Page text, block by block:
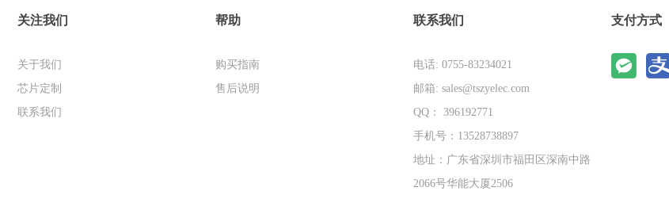
关注我们
关于我们
芯片定制
联系我们
帮助
购买指南
售后说明
联系我们
电话: 0755-83234021
邮箱: sales@tszyelec.com
QQ： 396192771
手机号：13528738897
地址：广东省深圳市福田区深南中路
2066号华能大厦2506
支付方式